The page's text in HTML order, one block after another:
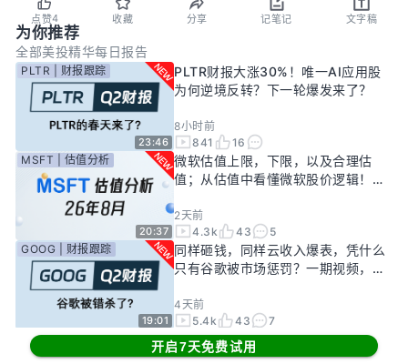
点赞4 收藏 分享 记笔记 文字稿
为你推荐
全部美投精华每日报告
23:46
PLTR | 财报跟踪
PLTR财报大涨30%！唯一AI应用股
为何逆境反转？下一轮爆发来了？
8小时前
841
16
20:37
MSFT | 估值分析
微软估值上限，下限，以及合理估
值；从估值中看懂微软股价逻辑！
2天前
4.3k
43 5
19:01
GOOG | 财报跟踪
同样砸钱，同样云收入爆表，凭什么
只有谷歌被市场惩罚？一期视频，告
4天前
5.4k
43
7
其他机会
缺电逻辑下最快受益的传统公司！AI
新基建龙头，大跌过后正是买入机
开启7天免费试用